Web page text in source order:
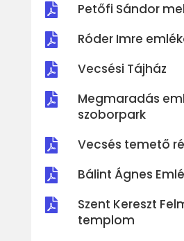

Petőfi Sándor

Róder Imre

Vecsési Tájház

Megmaradás
szoborpark

Vecsés temető

Bálint Ágnes

Szent Kereszt
templom